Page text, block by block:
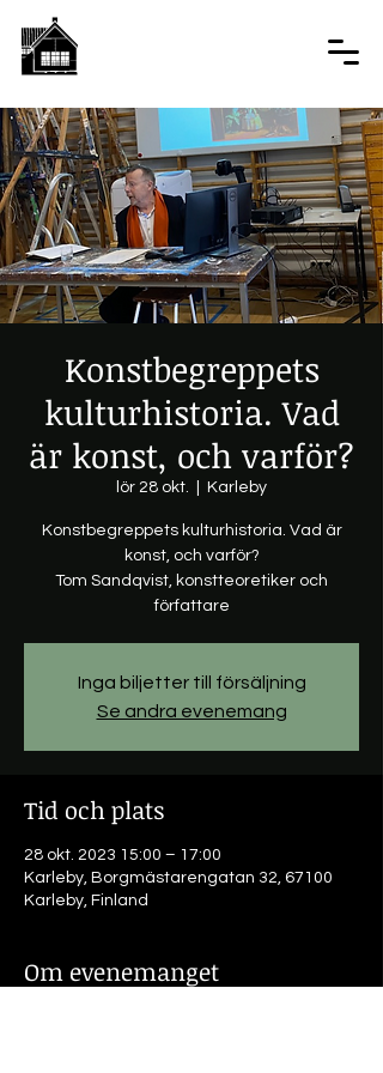
Konstbegreppets
kulturhistoria. Vad
är konst, och varför?
lör 28 okt. Karleby
Konstbegreppets kulturhistoria. Vad är
konst, och varför?
Tom Sandqvist, konstteoretiker och
författare
Inga biljetter till försäljning
Se andra evenemang
Tid och plats
28 okt. 2023 15:00 – 17:00
Karleby, Borgmästarengatan 32, 67100
Karleby, Finland
Om evenemanget